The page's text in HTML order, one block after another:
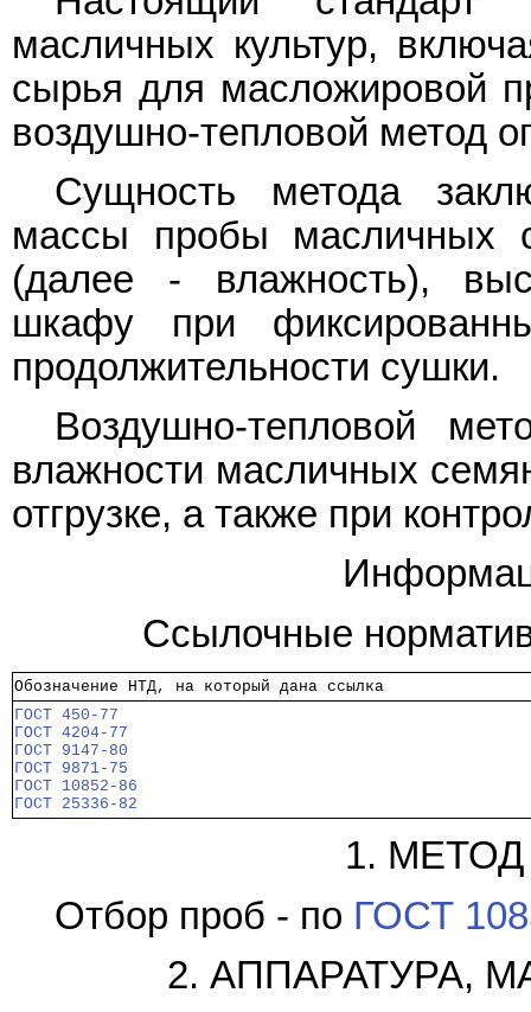
масличных культур,
сырья для масложировой
воздушно-тепловой метод
Сущность метода
массы пробы масличных
(далее - влажность),
шкафу при
продолжительности сушки.
Воздушно-тепловой
влажности масличных
отгрузке, а также при
Ссылочные
Обозначение НТД, на который дана ссылка
ГОСТ 450-77
ГОСТ 4204-77
ГОСТ 9147-80
ГОСТ 9871-75
ГОСТ 10852-86
ГОСТ 25336-82
1.
Отбор проб - по ГОСТ
2. АППАРАТУРА,